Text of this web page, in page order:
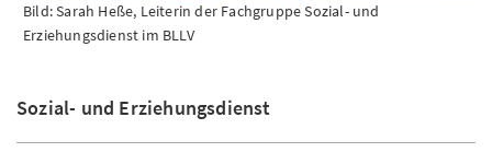
Bild: Sarah Heße, Leiterin der Fachgruppe Sozial- und
Erziehungsdienst im BLLV
Sozial- und Erziehungsdienst